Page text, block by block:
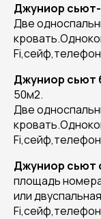
Джуниор сьют-
Две
Джуниор сьют
50м2.
Две
Джуниор сьют
площадь
или